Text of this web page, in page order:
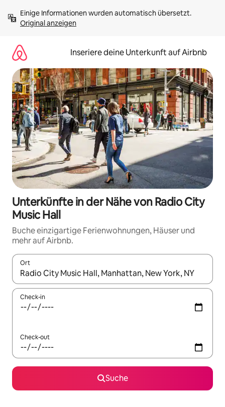
Inhalten
springenOriginal anzeigen
Inseriere deine Unterkunft auf Airbnb
Unterkünfte in der Nähe von Radio City
Music Hall
Buche einzigartige Ferienwohnungen, Häuser und
mehr auf Airbnb.
Ort
Wenn Ergebnisse verfügbar sind, navigiere mit den
Check-in
Check-out
Suche